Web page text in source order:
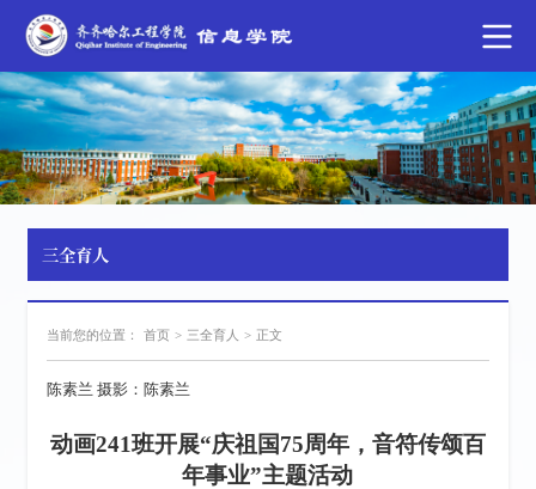
三全育人
当前您的位置： 首页 > 三全育人 > 正文
陈素兰 摄影：陈素兰
动画241班开展“庆祖国75周年，音符传颂百
年事业”主题活动